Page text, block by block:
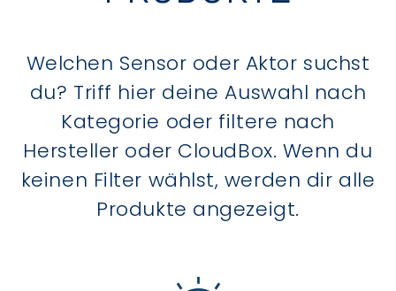
Welchen Sensor oder Aktor suchst
du? Triff hier deine Auswahl nach
Kategorie oder filtere nach
Hersteller oder CloudBox. Wenn du
keinen Filter wählst, werden dir alle
Produkte angezeigt.